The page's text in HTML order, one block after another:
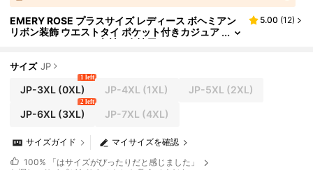
EMERY ROSE プラスサイズ レディース ボヘミアン
リボン装飾 ウエストタイ ポケット付きカジュア
ルショーツ、リネン素材、女性用カジュアルシ
ーコンサート、レイブフェスティバル
5.00 (12)
サイズ JP
JP-3XL(0XL)
1 left
JP-4XL (1XL) JP-5XL (2XL)
JP-6XL(3XL)
2 left
JP-7XL (4XL)
マイサイズを確認
サイズガイド
100% 「はサイズがぴったりだと感じました」